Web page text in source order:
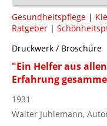
Gesundheitspflege |
Ratgeber |
Druckwerk / Broschüre
"Ein Helfer aus
Erfahrung
1931
Walter Juhlemann,